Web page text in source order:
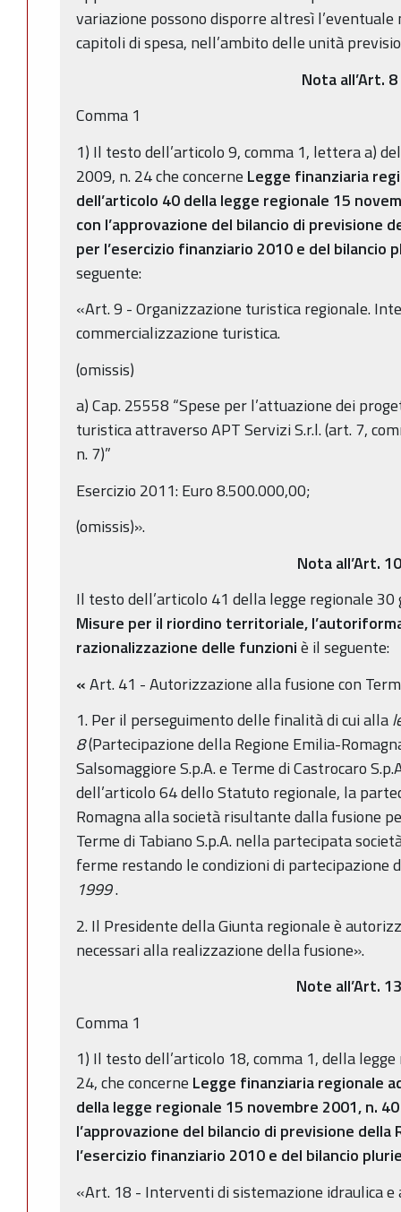
variazione possono disporre altresì
capitoli di spesa, nell’ambito delle unità
Nota all’Art. 8
Comma 1
1) Il testo dell’articolo 9, comma 1, lettera a)
2009, n. 24 che concerne Legge finanziaria
dell’articolo 40 della legge regionale 15
con l’approvazione del bilancio di previsione
per l’esercizio finanziario 2010 e del bilancio
seguente:
«Art. 9 - Organizzazione turistica regionale.
commercializzazione turistica.
(omissis)
a) Cap. 25558 “Spese per l’attuazione dei
turistica attraverso APT Servizi S.r.l. (art. 7,
n. 7)”
Esercizio 2011: Euro 8.500.000,00;
(omissis)».
Nota all’Art. 10
Il testo dell’articolo 41 della legge regionale 30
Misure per il riordino territoriale,
razionalizzazione delle funzioniè il seguente:
«Art. 41 - Autorizzazione alla fusione con
1. Per il perseguimento delle finalità di cui alla
8(Partecipazione della Regione Emilia-
Salsomaggiore S.p.A. e Terme di Castrocaro
dell’articolo 64 dello Statuto regionale, la
Romagna alla società risultante dalla fusione
Terme di Tabiano S.p.A. nella partecipata
ferme restando le condizioni di partecipazione
1999.
2. Il Presidente della Giunta regionale è
necessari alla realizzazione della fusione».
Note all’Art. 13
Comma 1
1) Il testo dell’articolo 18, comma 1, della
24, che concerne Legge finanziaria regionale
della legge regionale 15 novembre 2001, n.
l’approvazione del bilancio di previsione della
l’esercizio finanziario 2010 e del bilancio
«Art. 18 - Interventi di sistemazione idraulica e